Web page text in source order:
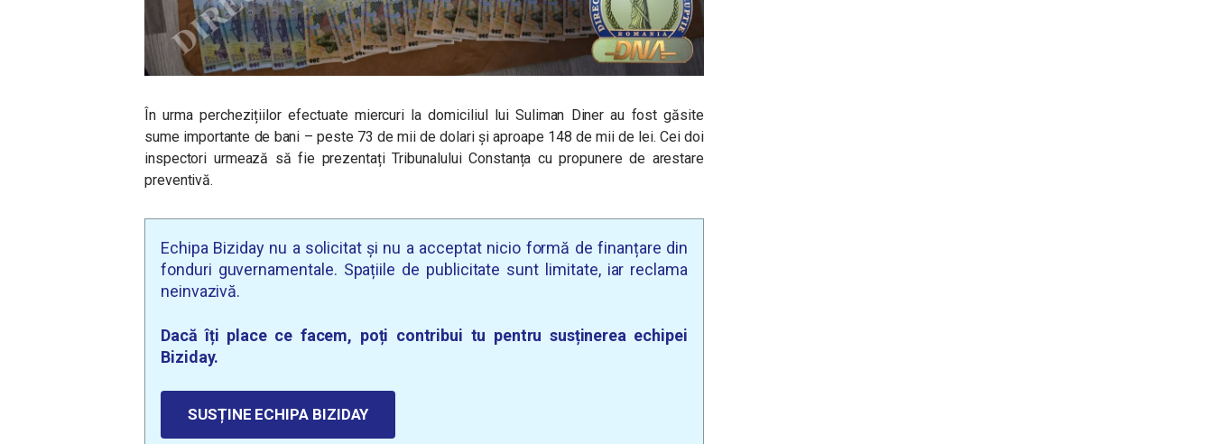
În urma perchezițiilor efectuate miercuri la domiciliul lui Suliman Diner au fost găsite
sume importante de bani – peste 73 de mii de dolari și aproape 148 de mii de lei. Cei doi
inspectori urmează să fie prezentați Tribunalului Constanța cu propunere de arestare
preventivă.
Echipa Biziday nu a solicitat și nu a acceptat nicio formă de finanțare din
fonduri guvernamentale. Spațiile de publicitate sunt limitate, iar reclama
neinvazivă.
Dacă îți place ce facem, poți contribui tu pentru susținerea echipei
Biziday.
SUSȚINE ECHIPA BIZIDAY